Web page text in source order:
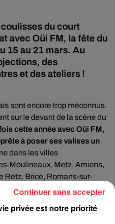
du court
avec Oüi FM, la fête du
15 au 21 mars. Au
des
et des ateliers !
sont encore trop méconnus.
sur le devant de la scène du
cette année avec Oüi FM,
à poser ses valises un
dans les villes
Moulineaux, Metz, Amiens,
Retz, Brice, Romans-sur-
Aix-en-Provence et
ouverte à tous et soutenue
privée est notre priorité
Continuer sans accepter